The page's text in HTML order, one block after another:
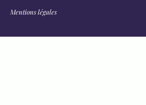
Mentions légales